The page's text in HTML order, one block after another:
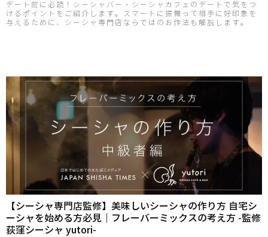
デート前に必読！シーシャバー・シーシャカフェのデートで気をつ
けるポイントをご紹介します。スマートに振舞って相手に好印象を
与えるために、シーシャ専門店ならではのお作法も解説します。
【シーシャ専門店監修】美味しいシーシャの作り方 自宅シ
ーシャを始める方必見｜フレーバーミックスの考え方 -監修
荻窪シーシャ yutori-